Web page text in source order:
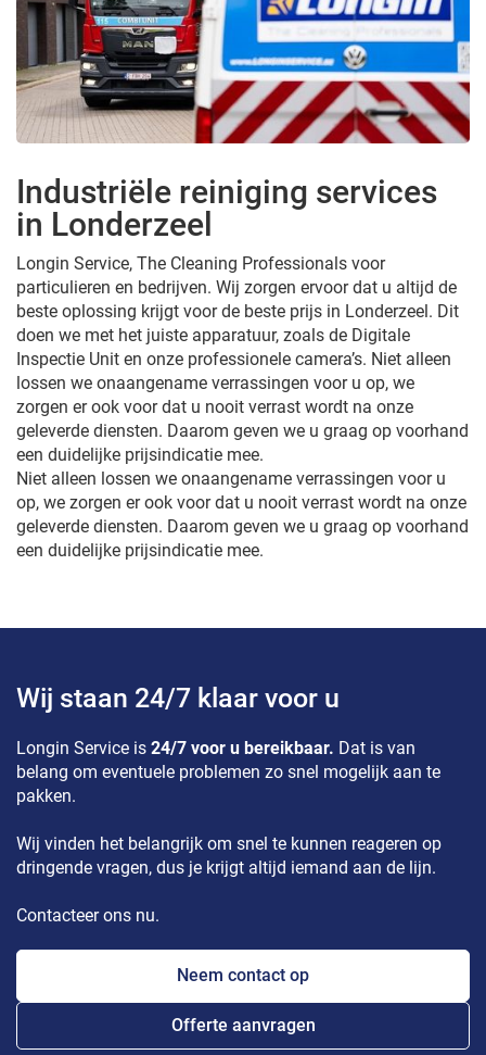
Industriële reiniging services
in Londerzeel
Longin Service, The Cleaning Professionals voor
particulieren en bedrijven. Wij zorgen ervoor dat u altijd de
beste oplossing krijgt voor de beste prijs in Londerzeel. Dit
doen we met het juiste apparatuur, zoals de Digitale
Inspectie Unit en onze professionele camera’s. Niet alleen
lossen we onaangename verrassingen voor u op, we
zorgen er ook voor dat u nooit verrast wordt na onze
geleverde diensten. Daarom geven we u graag op voorhand
een duidelijke prijsindicatie mee.
Niet alleen lossen we onaangename verrassingen voor u
op, we zorgen er ook voor dat u nooit verrast wordt na onze
geleverde diensten. Daarom geven we u graag op voorhand
een duidelijke prijsindicatie mee.
Wij staan 24/7 klaar voor u
Longin Service is 24/7 voor u bereikbaar. Dat is van
belang om eventuele problemen zo snel mogelijk aan te
pakken.
Wij vinden het belangrijk om snel te kunnen reageren op
dringende vragen, dus je krijgt altijd iemand aan de lijn.
Contacteer ons nu.
Neem contact op
Offerte aanvragen